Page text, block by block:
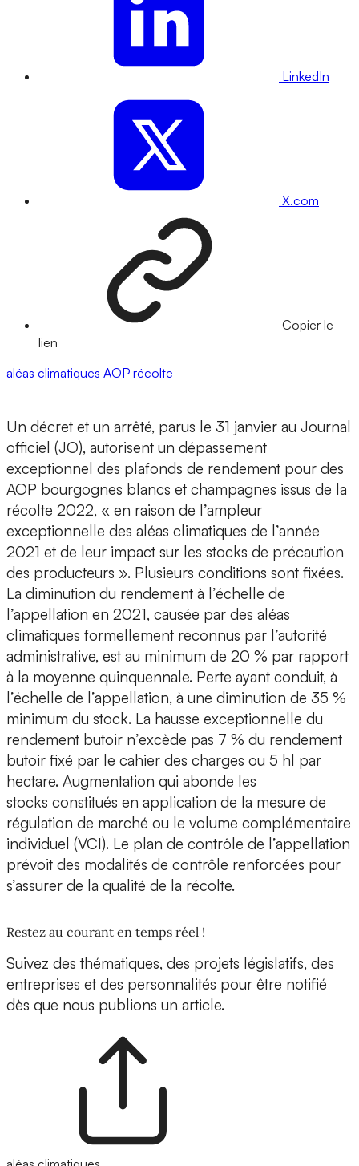
LinkedIn
X.com
Copier le
lien
aléas climatiques AOP récolte
Un décret et un arrêté, parus le 31 janvier au Journal
officiel (JO), autorisent un dépassement
exceptionnel des plafonds de rendement pour des
AOP bourgognes blancs et champagnes issus de la
récolte 2022, « en raison de l’ampleur
exceptionnelle des aléas climatiques de l’année
2021 et de leur impact sur les stocks de précaution
des producteurs ». Plusieurs conditions sont fixées.
La diminution du rendement à l’échelle de
l’appellation en 2021, causée par des aléas
climatiques formellement reconnus par l’autorité
administrative, est au minimum de 20 % par rapport
à la moyenne quinquennale. Perte ayant conduit, à
l’échelle de l’appellation, à une diminution de 35 %
minimum du stock. La hausse exceptionnelle du
rendement butoir n’excède pas 7 % du rendement
butoir fixé par le cahier des charges ou 5 hl par
hectare. Augmentation qui abonde les
stocks constitués en application de la mesure de
régulation de marché ou le volume complémentaire
individuel (VCI). Le plan de contrôle de l’appellation
prévoit des modalités de contrôle renforcées pour
s’assurer de la qualité de la récolte.
Restez au courant en temps réel !
Suivez des thématiques, des projets législatifs, des
entreprises et des personnalités pour être notifié
dès que nous publions un article.